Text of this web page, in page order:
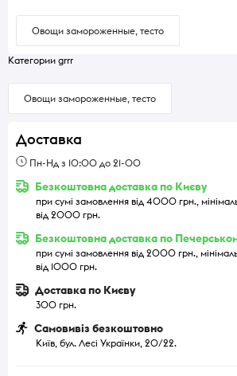
Овощи замороженные, тесто
Категории grrr
Овощи замороженные, тесто
Доставка
Пн-Нд з 10:00 до 21-00
Безкоштовна доставка по Києву
при сумі замовлення від 4000 грн.,
від 2000 грн.
Безкоштовна доставка по
при сумі замовлення від 2000 грн.,
від 1000 грн.
Доставка по Києву
300 грн.
Самовивіз безкоштовно
Київ, бул. Лесі Українки, 20/22.